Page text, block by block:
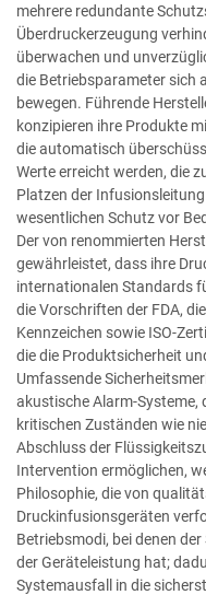
mehrere redundante
Überdruckerzeugung
überwachen und
die Betriebsparameter sich
bewegen. Führende
konzipieren ihre Produkte
die automatisch
Werte erreicht werden, die
Platzen der
wesentlichen Schutz vor
Der von renommierten
gewährleistet, dass ihre
internationalen Standards
die Vorschriften der FDA,
Kennzeichen sowie ISO-
die die Produktsicherheit
Umfassende
akustische Alarm-Systeme,
kritischen Zuständen wie
Abschluss der
Intervention ermöglichen,
Philosophie, die von
Druckinfusionsgeräten
Betriebsmodi, bei denen
der Geräteleistung hat;
Systemausfall in die